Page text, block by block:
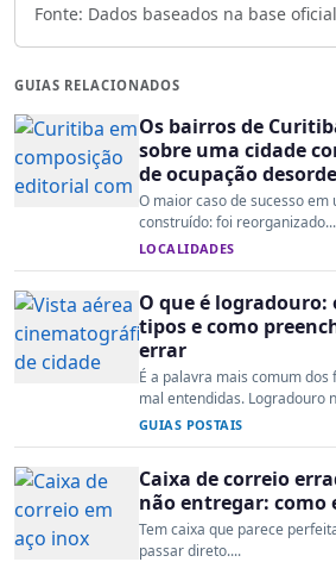
Fonte: Dados baseados na base
GUIAS RELACIONADOS
Os bairros de
sobre uma cidade
de ocupação
O maior caso de sucesso
construído: foi
LOCALIDADES
O que é
tipos e como
errar
É a palavra mais comum
mal entendidas. Logradouro
GUIAS POSTAIS
Caixa de correio
não entregar: como
Tem caixa que parece
passar direto....